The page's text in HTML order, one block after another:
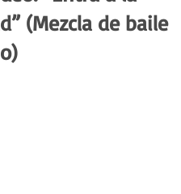
(Mezcla de baile